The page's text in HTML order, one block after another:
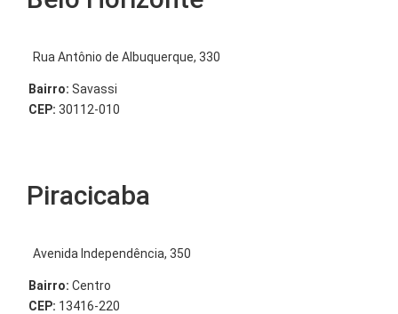
Rua Antônio de Albuquerque, 330
Bairro: Savassi
CEP: 30112-010
Piracicaba
Avenida Independência, 350
Bairro: Centro
CEP: 13416-220